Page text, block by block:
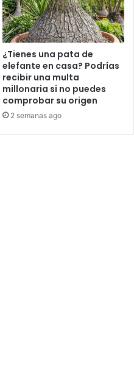
¿Tienes una pata de
elefante en casa? Podrías
recibir una multa
millonaria si no puedes
comprobar su origen
2 semanas ago